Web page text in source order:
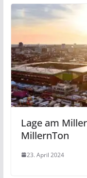
Lage am
MillernTon
23. April 2024